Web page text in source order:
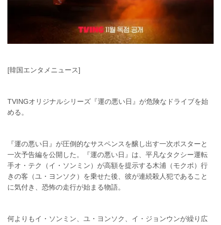
[韓国エンタメニュース]
TVINGオリジナルシリーズ『運の悪い日』が危険なドライブを始
める。
『運の悪い日』が圧倒的なサスペンスを醸し出す一次ポスターと
一次予告編を公開した。『運の悪い日』は、平凡なタクシー運転
手オ・テク（イ・ソンミン）が高額を提示する木浦（モクポ）行
きの客（ユ・ヨンソク）を乗せた後、彼が連続殺人犯であること
に気付き、恐怖の走行が始まる物語。
何よりもイ・ソンミン、ユ・ヨンソク、イ・ジョンウンが繰り広